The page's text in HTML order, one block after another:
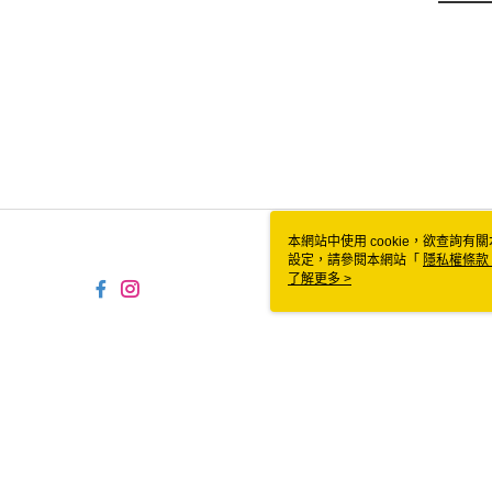
本網站中使用 cookie，欲查詢有
設定，請參閱本網站「 隱私權條款
使用 cookie。
了解更多 >